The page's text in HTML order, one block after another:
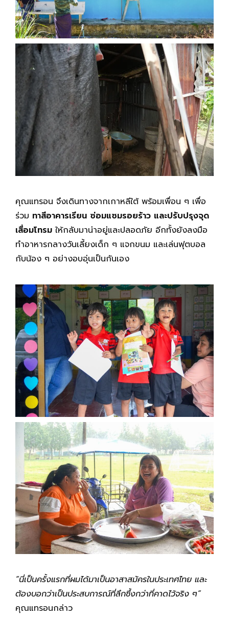
คุณแทรอน จึงเดินทางจากเกาหลีใต้ พร้อมเพื่อน ๆ เพื่อ
ร่วม ทาสีอาคารเรียน ซ่อมแซมรอยร้าว และปรับปรุงจุด
เสื่อมโทรม ให้กลับมาน่าอยู่และปลอดภัย อีกทั้งยังลงมือ
ทำอาหารกลางวันเลี้ยงเด็ก ๆ แจกขนม และเล่นฟุตบอล
กับน้อง ๆ อย่างอบอุ่นเป็นกันเอง
“นี่เป็นครั้งแรกที่ผมได้มาเป็นอาสาสมัครในประเทศไทย และ
ต้องบอกว่าเป็นประสบการณ์ที่ลึกซึ้งกว่าที่คาดไว้จริง ๆ”
คุณแทรอนกล่าว